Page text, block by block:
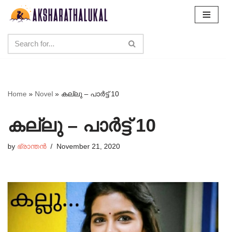
content
Home » Novel » കല്ലു – പാർട്ട്‌ 10
കല്ലു – പാർട്ട്‌ 10
by ഭ്രാന്തൻ November 21, 2020